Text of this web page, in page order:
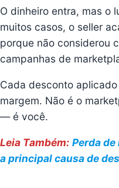
O dinheiro entra, mas o
muitos casos, o seller
porque não considerou
campanhas de
Cada desconto
margem. Não é o
— é você.
Leia Também: Perda
a principal causa de